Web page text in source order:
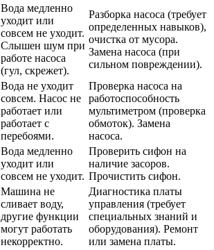
Вода медленно
уходит или
совсем не уходит.
Слышен шум при
работе насоса
(гул, скрежет).
Разборка насоса (требует
определенных навыков),
очистка от мусора.
Замена насоса (при
сильном повреждении).
Вода не уходит
совсем. Насос не
работает или
работает с
перебоями.
Проверка насоса на
работоспособность
мультиметром (проверка
обмоток). Замена
насоса.
Вода медленно
уходит или
совсем не уходит.
Проверить сифон на
наличие засоров.
Прочистить сифон.
Машина не
сливает воду,
другие функции
могут работать
некорректно.
Диагностика платы
управления (требует
специальных знаний и
оборудования). Ремонт
или замена платы.